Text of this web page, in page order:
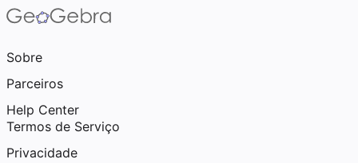
Sobre
Parceiros
Help Center
Termos de Serviço
Privacidade